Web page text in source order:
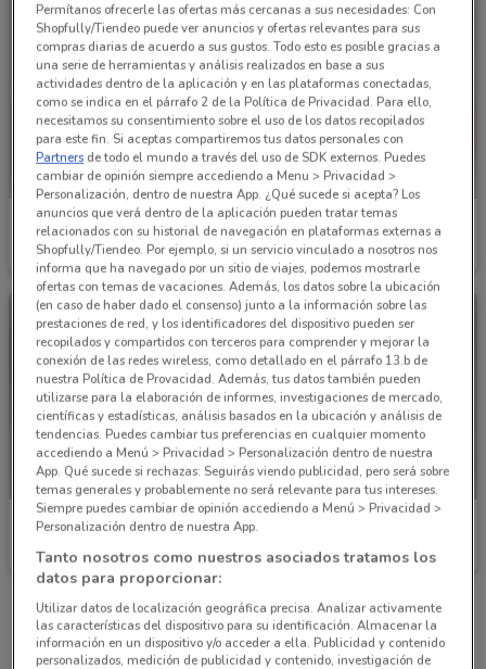
Price Shoes
Caduca el 31/08 4.2 km
Price Shoes
Caduca el 31/12 4.2 km
Pakar
Caduca el 31/08 5.6 km Caduca el 31/12 2.5 km
Permítanos ofrecerle las ofertas más cercanas a sus necesidades: Con
Shopfully/Tiendeo puede ver anuncios y ofertas relevantes para sus
compras diarias de acuerdo a sus gustos. Todo esto es posible gracias a
una serie de herramientas y análisis realizados en base a sus
actividades dentro de la aplicación y en las plataformas conectadas,
como se indica en el párrafo 2 de la Política de Privacidad. Para ello,
necesitamos su consentimiento sobre el uso de los datos recopilados
para este fin. Si aceptas compartiremos tus datos personales con
Partners de todo el mundo a través del uso de SDK externos. Puedes
cambiar de opinión siempre accediendo a Menu > Privacidad >
Personalización, dentro de nuestra App. ¿Qué sucede si acepta? Los
anuncios que verá dentro de la aplicación pueden tratar temas
relacionados con su historial de navegación en plataformas externas a
Shopfully/Tiendeo. Por ejemplo, si un servicio vinculado a nosotros nos
informa que ha navegado por un sitio de viajes, podemos mostrarle
ofertas con temas de vacaciones. Además, los datos sobre la ubicación
(en caso de haber dado el consenso) junto a la información sobre las
prestaciones de red, y los identificadores del dispositivo pueden ser
recopilados y compartidos con terceros para comprender y mejorar la
conexión de las redes wireless, como detallado en el párrafo 13.b de
nuestra Política de Provacidad. Además, tus datos también pueden
utilizarse para la elaboración de informes, investigaciones de mercado,
científicas y estadísticas, análisis basados en la ubicación y análisis de
tendencias. Puedes cambiar tus preferencias en cualquier momento
accediendo a Menú > Privacidad > Personalización dentro de nuestra
App. Qué sucede si rechazas: Seguirás viendo publicidad, pero será sobre
temas generales y probablemente no será relevante para tus intereses.
Siempre puedes cambiar de opinión accediendo a Menú > Privacidad >
Personalización dentro de nuestra App.
Tanto nosotros como nuestros asociados tratamos los
datos para proporcionar:
Utilizar datos de localización geográfica precisa. Analizar activamente
las características del dispositivo para su identificación. Almacenar la
información en un dispositivo y/o acceder a ella. Publicidad y contenido
personalizados, medición de publicidad y contenido, investigación de